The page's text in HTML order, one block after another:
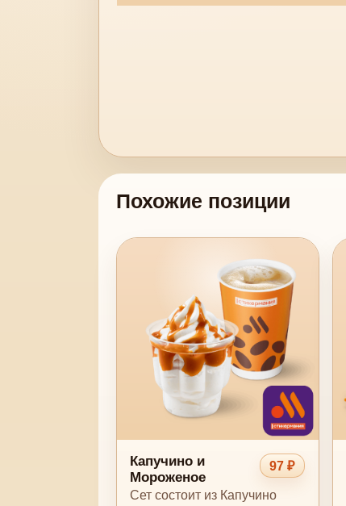
Похожие позиции
Капучино и
Мороженое
97 ₽
Сет состоит из Капучино